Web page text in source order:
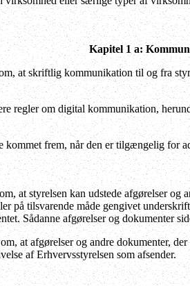
Kapitel 1 a:
at skriftlig kommunikation til og fra
regler om digital kommunikation,
kommet frem, når den er tilgængelig for
at styrelsen kan udstede afgørelser
på tilsvarende måde gengivet
Sådanne afgørelser og dokumenter
at afgørelser og andre dokumenter,
af Erhvervsstyrelsen som afsender.